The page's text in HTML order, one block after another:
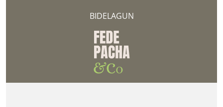
BIDELAGUN